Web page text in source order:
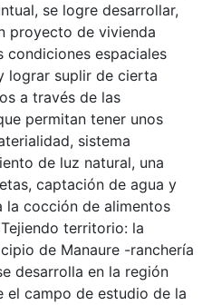
se logre desarrollar,
proyecto de vivienda
condiciones espaciales
lograr suplir de cierta
a través de las
permitan tener unos
sistema
de luz natural, una
captación de agua y
la cocción de alimentos
territorio: la
de Manaure -ranchería
desarrolla en la región
el campo de estudio de la